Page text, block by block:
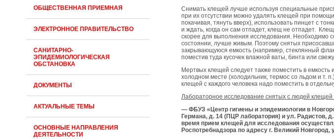
ОБЩЕСТВЕННАЯ ПРИЕМНАЯ
ЭЛЕКТРОННОЕ ПРАВИТЕЛЬСТВО
САНИТАРНО-
ЭПИДЕМИОЛОГИЧЕСКАЯ
ОБСТАНОВКА
ДОКУМЕНТЫ
АКТУАЛЬНЫЕ ТЕМЫ
ОСНОВНЫЕ НАПРАВЛЕНИЯ
ДЕЯТЕЛЬНОСТИ
Снимать клещей лучше используя специальные
при их отсутствии можно удалять клещей при
покачивая, тянуть вверх), использовать пинцет с
и ждать, когда он сам отпадет, клещ не отпадет.
скорее для выполнения исследования. Необходимо
состоянии, лучше живым. Поэтому снятых
закрывающуюся емкость (например, стеклянный
поместив туда кусочек влажной ваты, бинта или
Мертвых клещей следует также поместить в
холодном месте (холодильник, термос со льдом и т.
клещей с каждого человека надо поместить в
Лабораторное исследование снятых с людей клещей
— ФБУЗ «Центр гигиены и эпидемиологии в
Германа, д. 14 (ПЦР лаборатория) и ул. Радистов,
время прием клещей для исследования
Роспотребнадзора по адресу г. Великий Новгород,